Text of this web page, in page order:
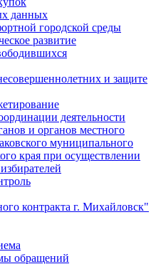
данных
городской среды
развитие
и защите
деятельности
и органов местного
муниципального
края при осуществлении
контракта г. Михайловск"
обращений